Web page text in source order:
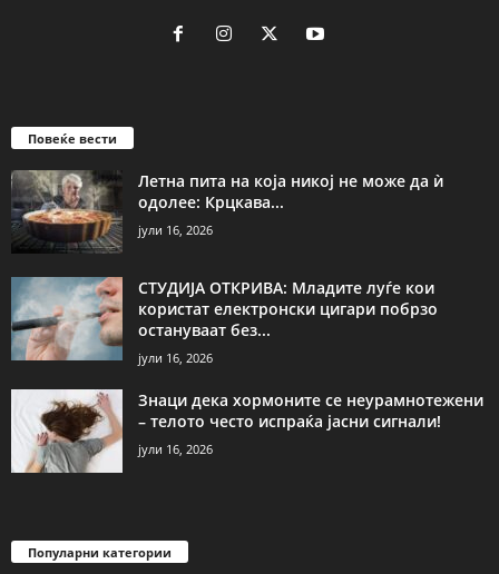
Повеќе вести
Летна пита на која никој не може да ѝ
одолее: Крцкава...
јули 16, 2026
СТУДИЈА ОТКРИВА: Младите луѓе кои
користат електронски цигари побрзо
остануваат без...
јули 16, 2026
Знаци дека хормоните се неурамнотежени
– телото често испраќа јасни сигнали!
јули 16, 2026
Популарни категории